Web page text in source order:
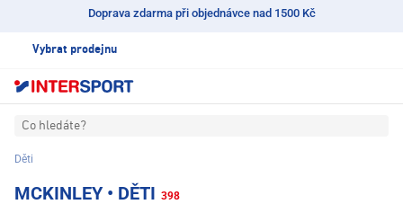
Doprava zdarma při objednávce nad 1500 Kč
Vybrat prodejnu
Co hledáte?
Děti
MCKINLEY • DĚTI 398